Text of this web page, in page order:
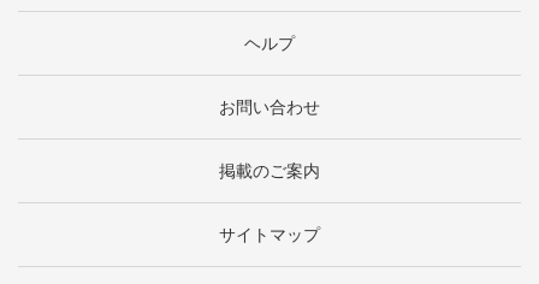
ヘルプ
お問い合わせ
掲載のご案内
サイトマップ